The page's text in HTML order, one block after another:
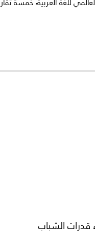
للغة العربية، خمسة تقارير
قدرات الشباب